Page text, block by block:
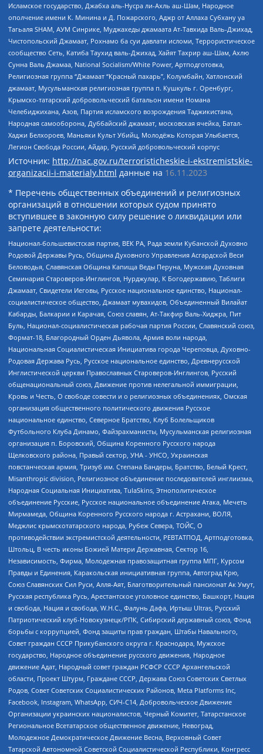
Исламское государство, Джабха аль-Нусра ли-Ахль аш-Шам, Народное
ополчение имени К. Минина и Д. Пожарского, Аджр от Аллаха Субхану уа
Тагьаля SHAM, АУМ Синрике, Муджахеды джамаата Ат-Тавхида Валь-Джихад,
Чистопольский Джамаат, Рохнамо ба суи давлати исломи, Террористическое
сообщество Сеть, Катиба Таухид валь-Джихад, Хайят Тахрир аш-Шам, Ахлю
Сунна Валь Джамаа, National Socialism/White Power, Артподготовка,
Религиозная группа “Джамаат “Красный пахарь”, Колумбайн, Хатлонский
джамаат, Мусульманская религиозная группа п. Кушкуль г. Оренбург,
Крымско-татарский добровольческий батальон имени Номана
Челебиджихана, Азов, Партия исламского возрождения Таджикистана,
Народная самооборона, Дуббайский джамаат, московская ячейка, Батал-
Хаджи Белхороев, Маньяки Культ Убийц, Молодёжь Которая Улыбается,
Легион Свобода России, Айдар, Русский добровольческий корпус
Источник: http://nac.gov.ru/terroristicheskie-i-ekstremistskie-
organizacii-i-materialy.html данные на 16.11.2023
* Перечень общественных объединений и религиозных
организаций в отношении которых судом принято
вступившее в законную силу решение о ликвидации или
запрете деятельности:
Национал-большевистская партия, ВЕК РА, Рада земли Кубанской Духовно
Родовой Державы Русь, Община Духовного Управления Асгардской Веси
Беловодья, Славянская Община Капища Веды Перуна, Мужская Духовная
Семинария Староверов-Инглингов, Нурджулар, К Богодержавию, Таблиги
Джамаат, Свидетели Иеговы, Русское национальное единство, Национал-
социалистическое общество, Джамаат мувахидов, Объединенный Вилайат
Кабарды, Балкарии и Карачая, Союз славян, Ат-Такфир Валь-Хиджра, Пит
Буль, Национал-социалистическая рабочая партия России, Славянский союз,
Формат-18, Благородный Орден Дьявола, Армия воли народа,
Национальная Социалистическая Инициатива города Череповца, Духовно-
Родовая Держава Русь, Русское национальное единство, Древнерусской
Инглистической церкви Православных Староверов-Инглингов, Русский
общенациональный союз, Движение против нелегальной иммиграции,
Кровь и Честь, О свободе совести и о религиозных объединениях, Омская
организация общественного политического движения Русское
национальное единство, Северное Братство, Клуб Болельщиков
Футбольного Клуба Динамо, Файзрахманисты, Мусульманская религиозная
организация п. Боровский, Община Коренного Русского народа
Щелковского района, Правый сектор, УНА - УНСО, Украинская
повстанческая армия, Тризуб им. Степана Бандеры, Братство, Белый Крест,
Misanthropic division, Религиозное объединение последователей инглиизма,
Народная Социальная Инициатива, TulaSkins, Этнополитическое
объединение Русские, Русское национальное объединение Атака, Мечеть
Мирмамеда, Община Коренного Русского народа г. Астрахани, ВОЛЯ,
Меджлис крымскотатарского народа, Рубеж Севера, ТОЙС, О
противодействии экстремистской деятельности, РЕВТАТПОД, Артподготовка,
Штольц, В честь иконы Божией Матери Державная, Сектор 16,
Независимость, Фирма, Молодежная правозащитная группа МПГ, Курсом
Правды и Единения, Каракольская инициативная группа, Автоград Крю,
Союз Славянских Сил Руси, Алля-Аят, Благотворительный пансионат Ак Умут,
Русская республика Русь, Арестантское уголовное единство, Башкорт, Нация
и свобода, Нация и свобода, W.H.С., Фалунь Дафа, Иртыш Ultras, Русский
Патриотический клуб-Новокузнецк/РПК, Сибирский державный союз, Фонд
борьбы с коррупцией, Фонд защиты прав граждан, Штабы Навального,
Совет граждан СССР Прикубанского округа г. Краснодара, Мужское
государство, Народное объединение русского движения, Народное
движение Адат, Народный совет граждан РСФСР СССР Архангельской
области, Проект Штурм, Граждане СССР, Держава Союз Советских Светлых
Родов, Совет Советских Социалистических Районов, Meta Platforms Inc,
Facebook, Instagram, WhatsApp, СИЧ-С14, Добровольческое Движение
Организации украинских националистов, Черный Комитет, Татарстанское
Региональное Всетатарское общественное движение, Невоград,
Молодежное Демократическое Движение Весна, Верховный Совет
Татарской Автономной Советской Социалистической Республики, Конгресс